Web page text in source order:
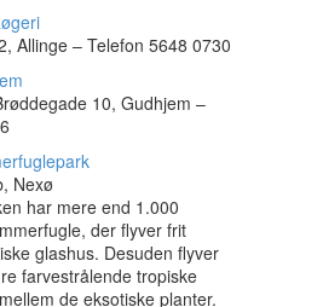
Allinge – Telefon 5648 0730
10, Gudhjem –
Nexø
har mere end 1.000
der flyver frit
glashus. Desuden flyver
farvestrålende tropiske
de eksotiske planter.